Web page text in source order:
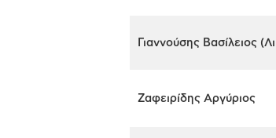
Γιαννούσης Βασίλειος
Ζαφειρίδης Αργύριος